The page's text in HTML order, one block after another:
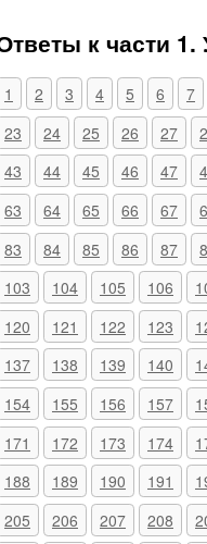
к части
1 2 3 4 5 6 7
23
24 25 26 27
43
44 45 46 47
63
64 65 66 67
83
84 85 86 87
103
104 105 106
120
121 122 123
137
138 139 140
154
155 156 157
171
172 173 174
188
189 190 191
205
206 207 208